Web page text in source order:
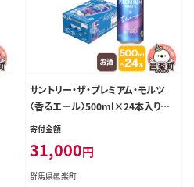
サントリー・ザ・プレミアム・モルツ
〈香るエール〉500ml×24本入り×1
ケース [お酒 ビール 缶 プレモル 群
寄付金額
31,000円
群馬県邑楽町